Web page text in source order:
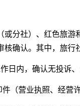
或分社）、红色旅
核确认。其中，旅
作日内，确认无投诉
（营业执照、经营